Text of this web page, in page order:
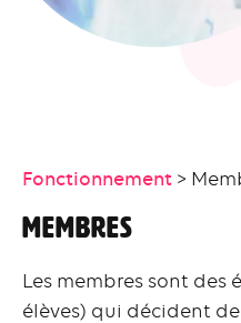
Fonctionnement >
Membres
Les membres sont des
élèves) qui décident de